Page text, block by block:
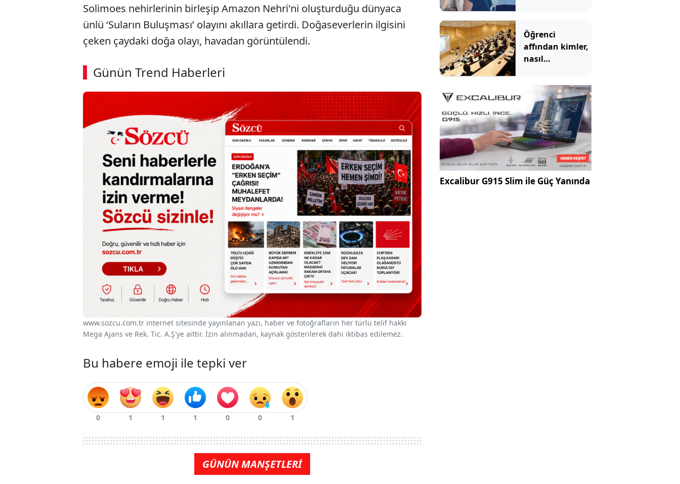
Solimoes nehirlerinin birleşip Amazon Nehri'ni oluşturduğu dünyaca
ünlü ‘Suların Buluşması’ olayını akıllara getirdi. Doğaseverlerin ilgisini
çeken çaydaki doğa olayı, havadan görüntülendi.
Günün Trend Haberleri
00:02 / 09:15
www.sozcu.com.tr internet sitesinde yayınlanan yazı, haber ve fotoğrafların her türlü telif hakkı
Mega Ajans ve Rek. Tic. A.Ş'ye aittir. İzin alınmadan, kaynak gösterilerek dahi iktibas edilemez.
Bu habere emoji ile tepki ver
GÜNÜN MANŞETLERİ
etmiş
Öğrenci
affından kimler,
nasıl
İşte detaylar
Excalibur G915 Slim ile Güç Yanında